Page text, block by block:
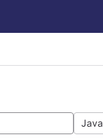
Java